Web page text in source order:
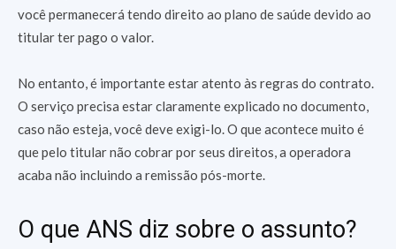
você permanecerá tendo direito ao plano de saúde devido ao
titular ter pago o valor.
No entanto, é importante estar atento às regras do contrato.
O serviço precisa estar claramente explicado no documento,
caso não esteja, você deve exigi-lo. O que acontece muito é
que pelo titular não cobrar por seus direitos, a operadora
acaba não incluindo a remissão pós-morte.
O que ANS diz sobre o assunto?